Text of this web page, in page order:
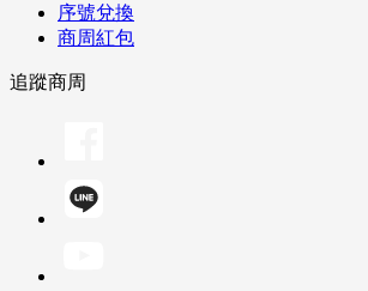
序號兌換
商周紅包
追蹤商周